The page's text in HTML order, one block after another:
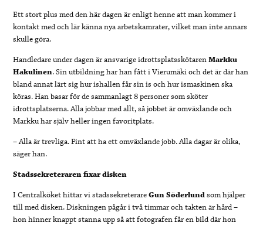
Ett stort plus med den här dagen är enligt henne att man kommer i
kontakt med och lär känna nya arbetskamrater, vilket man inte annars
skulle göra.
Handledare under dagen är ansvarige idrottsplatsskötarenMarkku
Hakulinen. Sin utbildning har han fått i Vierumäki och det är där han
bland annat lärt sig hur ishallen får sin is och hur ismaskinen ska
köras. Han basar för de sammanlagt 8 personer som sköter
idrottsplatserna. Alla jobbar med allt, så jobbet är omväxlande och
Markku har själv heller ingen favoritplats.
– Alla är trevliga. Fint att ha ett omväxlande jobb. Alla dagar är olika,
säger han.
Stadssekreteraren fixar disken
I Centralköket hittar vi stadssekreterareGun Söderlundsom hjälper
till med disken. Diskningen pågår i två timmar och takten är hård –
hon hinner knappt stanna upp så att fotografen får en bild där hon